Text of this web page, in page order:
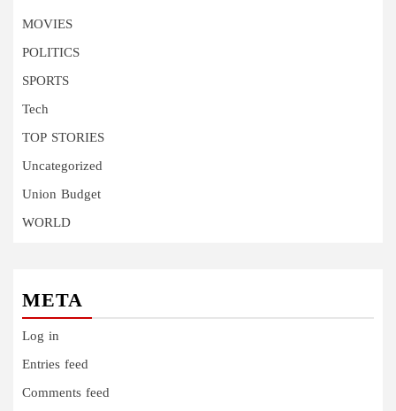
MOVIES
POLITICS
SPORTS
Tech
TOP STORIES
Uncategorized
Union Budget
WORLD
META
Log in
Entries feed
Comments feed